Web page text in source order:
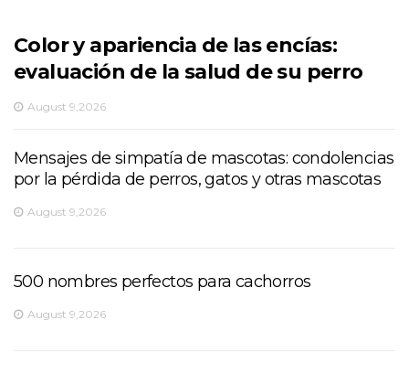
Color y apariencia de las encías:
evaluación de la salud de su perro
August 9,2026
Mensajes de simpatía de mascotas: condolencias
por la pérdida de perros, gatos y otras mascotas
August 9,2026
500 nombres perfectos para cachorros
August 9,2026